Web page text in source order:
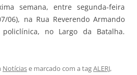
semana, entre segunda-feira
06), na Rua Reverendo Armando
no Largo da Batalha.
Notíciase marcado com a tagALERJ,